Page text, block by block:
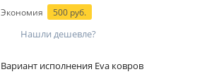
Экономия 500 руб.
Нашли дешевле?
Вариант исполнения Eva ковров